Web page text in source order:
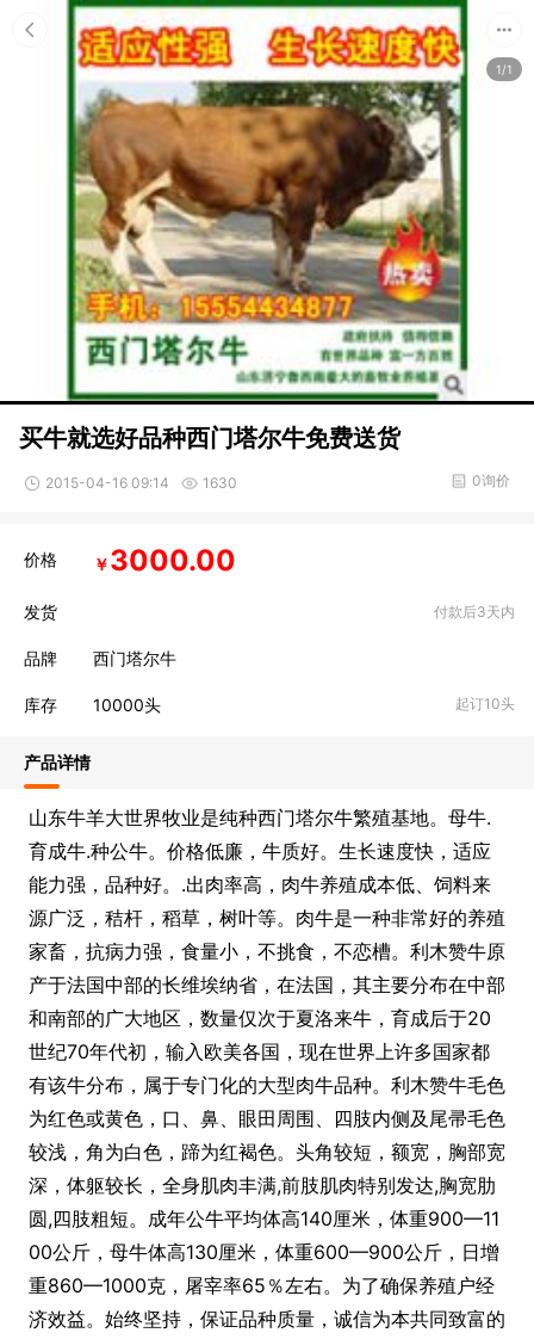
1/1
买牛就选好品种西门塔尔牛免费送货
2015-04-16 09:14 1630 0询价
价格 ￥3000.00
发货 付款后3天内
品牌 西门塔尔牛
库存 10000头 起订10头
产品详情
山东牛羊大世界牧业是纯种西门塔尔牛繁殖基地。母牛.
育成牛.种公牛。价格低廉，牛质好。生长速度快，适应
能力强，品种好。.出肉率高，肉牛养殖成本低、饲料来
源广泛，秸杆，稻草，树叶等。肉牛是一种非常好的养殖
家畜，抗病力强，食量小，不挑食，不恋槽。利木赞牛原
产于法国中部的长维埃纳省，在法国，其主要分布在中部
和南部的广大地区，数量仅次于夏洛来牛，育成后于20
世纪70年代初，输入欧美各国，现在世界上许多国家都
有该牛分布，属于专门化的大型肉牛品种。利木赞牛毛色
为红色或黄色，口、鼻、眼田周围、四肢内侧及尾帚毛色
较浅，角为白色，蹄为红褐色。头角较短，额宽，胸部宽
深，体躯较长，全身肌肉丰满,前肢肌肉特别发达,胸宽肋
圆,四肢粗短。成年公牛平均体高140厘米，体重900—11
00公斤，母牛体高130厘米，体重600—900公斤，日增
重860—1000克，屠宰率65％左右。为了确保养殖户经
济效益。始终坚持，保证品种质量，诚信为本共同致富的